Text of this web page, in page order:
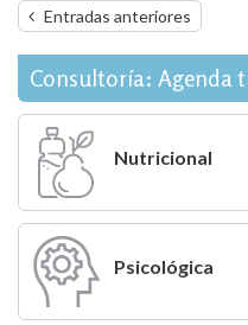
Navegación
de
entradas
Entradas anteriores
Consultoría: Agenda
Nutricional
Psicológica